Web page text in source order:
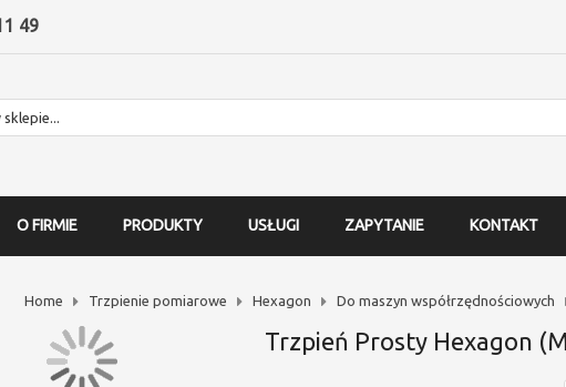
49
O FIRMIE PRODUKTY USŁUGI ZAPYTANIE KONTAKT
Home Trzpienie pomiarowe Hexagon Do maszyn współrzędnościowych
Trzpień Prosty Hexagon